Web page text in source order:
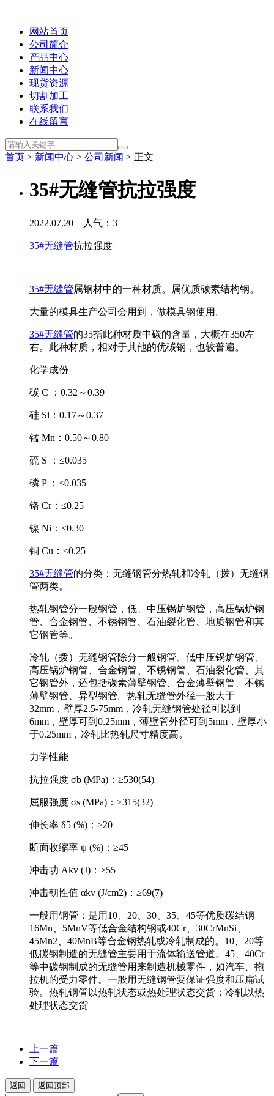
网站首页
公司简介
产品中心
新闻中心
现货资源
切割加工
联系我们
在线留言
首页 > 新闻中心 > 公司新闻 > 正文
35#无缝管抗拉强度
2022.07.20 人气： 3
35#无缝管抗拉强度
35#无缝管属钢材中的一种材质。属优质碳素结构钢。
大量的模具生产公司会用到，做模具钢使用。
35#无缝管的35指此种材质中碳的含量，大概在350左
右。此种材质，相对于其他的优碳钢，也较普遍。
化学成份
碳 C ：0.32～0.39
硅 Si：0.17～0.37
锰 Mn：0.50～0.80
硫 S ：≤0.035
磷 P ：≤0.035
铬 Cr：≤0.25
镍 Ni：≤0.30
铜 Cu：≤0.25
35#无缝管的分类：无缝钢管分热轧和冷轧（拨）无缝钢
管两类。
热轧钢管分一般钢管，低、中压锅炉钢管，高压锅炉钢
管、合金钢管、不锈钢管、石油裂化管、地质钢管和其
它钢管等。
冷轧（拨）无缝钢管除分一般钢管、低中压锅炉钢管、
高压锅炉钢管、合金钢管、不锈钢管、石油裂化管、其
它钢管外，还包括碳素薄壁钢管、合金薄壁钢管、不锈
薄壁钢管、异型钢管。热轧无缝管外径一般大于
32mm，壁厚2.5-75mm，冷轧无缝钢管处径可以到
6mm，壁厚可到0.25mm，薄壁管外径可到5mm，壁厚小
于0.25mm，冷轧比热轧尺寸精度高。
力学性能
抗拉强度 σb (MPa)：≥530(54)
屈服强度 σs (MPa)：≥315(32)
伸长率 δ5 (%)：≥20
断面收缩率 ψ (%)：≥45
冲击功 Akv (J)：≥55
冲击韧性值 αkv (J/cm2)：≥69(7)
一般用钢管：是用10、20、30、35、45等优质碳结钢
16Mn、5MnV等低合金结构钢或40Cr、30CrMnSi、
45Mn2、40MnB等合金钢热轧或冷轧制成的。10、20等
低碳钢制造的无缝管主要用于流体输送管道。45、40Cr
等中碳钢制成的无缝管用来制造机械零件，如汽车、拖
拉机的受力零件。一般用无缝钢管要保证强度和压扁试
验。热轧钢管以热轧状态或热处理状态交货；冷轧以热
处理状态交货
上一篇
下一篇
返回
返回顶部